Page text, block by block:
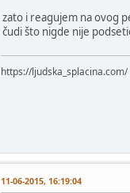
zato i reagujem na ovog
čudi što nigde nije
https://ljudska_splacina.com/
11-06-2015, 16:19:04